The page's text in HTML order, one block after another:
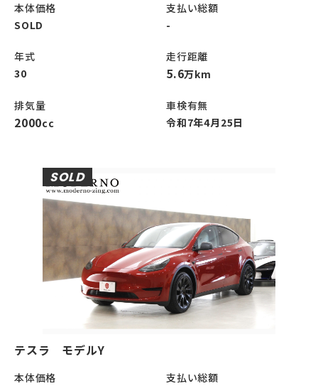
本体価格
SOLD
支払い総額
-
年式
30
走行距離
5.6万km
排気量
2000cc
車検有無
令和7年4月25日
SOLD
テスラ モデルY
本体価格
支払い総額